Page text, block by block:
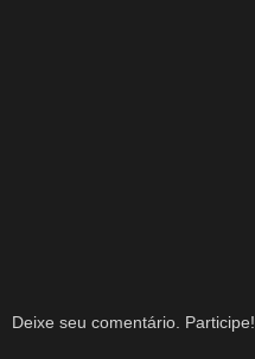
Deixe seu comentário. Participe!